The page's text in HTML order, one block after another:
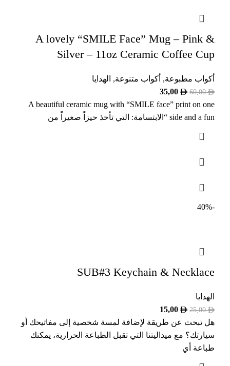
A lovely “SMILE Face” Mug – Pink &
Silver – 11oz Ceramic Coffee Cup
أكواب مطبوعة, أكواب متنوعة, الهدايا
60,00
35,00
A beautiful ceramic mug with “SMILE face” print on one
side and a fun “الابتسامة: التي تأخذ حيزاً صغيراً من
-40%
SUB#3 Keychain & Necklace
الهدايا
25,00
15,00
هل تبحث عن طريقة لإضافة لمسة شخصية إلى مفاتيحك أو
سيارتك؟ مع ميداليتنا التي تقبل الطباعة الحرارية، يمكنك
طباعة أي